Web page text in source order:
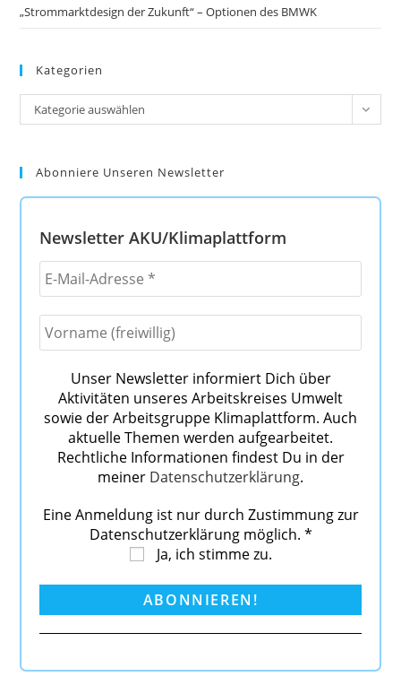
„Strommarktdesign der Zukunft“ – Optionen des BMWK
Kategorien
Kategorien
Kategorie auswählen
Abonniere Unseren Newsletter
Newsletter AKU/Klimaplattform
Unser Newsletter informiert Dich über
Aktivitäten unseres Arbeitskreises Umwelt
sowie der Arbeitsgruppe Klimaplattform. Auch
aktuelle Themen werden aufgearbeitet.
Rechtliche Informationen findest Du in der
meiner Datenschutzerklärung.
Eine Anmeldung ist nur durch Zustimmung zur
Datenschutzerklärung möglich. *
Ja, ich stimme zu.